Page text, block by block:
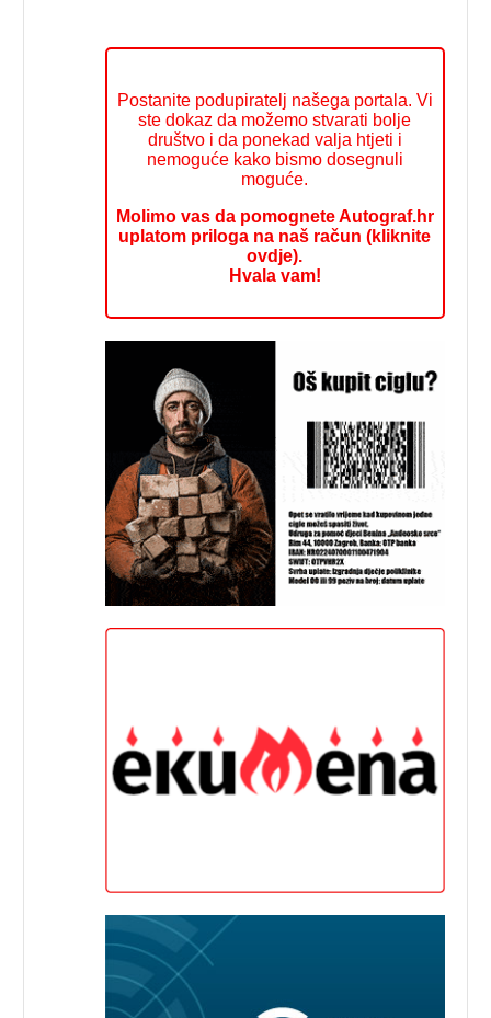
Postanite podupiratelj našega portala. Vi
ste dokaz da možemo stvarati bolje
društvo i da ponekad valja htjeti i
nemoguće kako bismo dosegnuli
moguće.
Molimo vas da pomognete Autograf.hr
uplatom priloga na naš račun (kliknite
ovdje).
Hvala vam!